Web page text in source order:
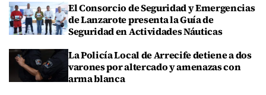
El Consorcio de Seguridad y Emergencias
de Lanzarote presenta la Guía de
Seguridad en Actividades Náuticas
La Policía Local de Arrecife detiene a dos
varones por altercado y amenazas con
arma blanca